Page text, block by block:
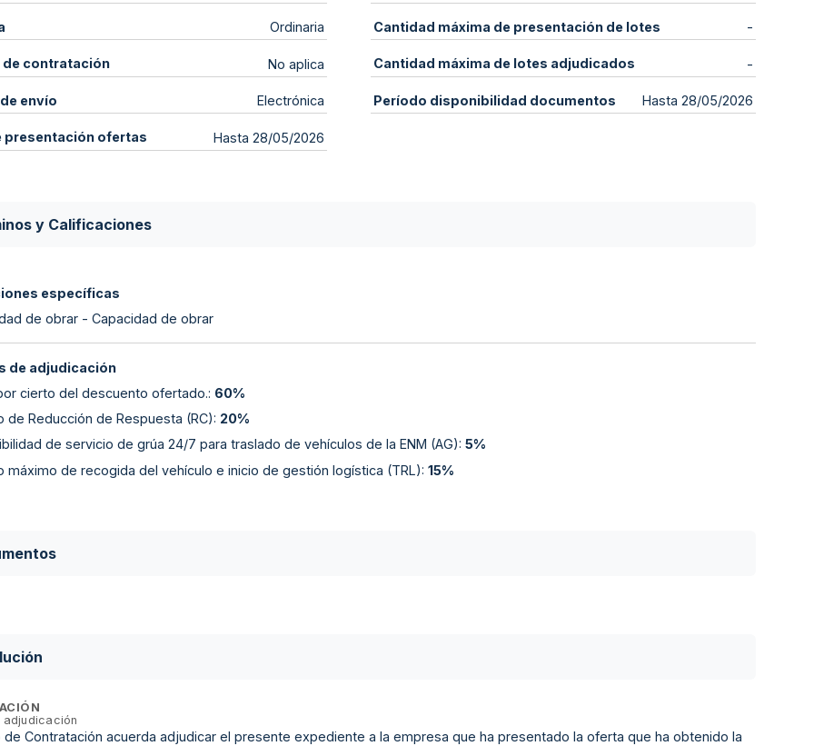
Ordinaria
de contratación No aplica
envío Electrónica
presentación ofertas Hasta 28/05/2026
Cantidad máxima de presentación de lotes -
Cantidad máxima de lotes adjudicados -
Período disponibilidad documentos Hasta 28/05/2026
y Calificaciones
específicas
de obrar - Capacidad de obrar
de adjudicación
cierto del descuento ofertado.: 60%
de Reducción de Respuesta (RC): 20%
de servicio de grúa 24/7 para traslado de vehículos de la ENM (AG): 5%
máximo de recogida del vehículo e inicio de gestión logística (TRL): 15%
de Contratación acuerda adjudicar el presente expediente a la empresa que ha presentado la oferta que ha obtenido la